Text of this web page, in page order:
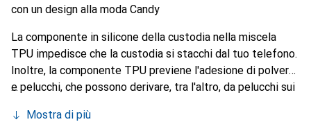
con un design alla moda Candy
La componente in silicone della custodia nella miscela
TPU impedisce che la custodia si stacchi dal tuo telefono.
Inoltre, la componente TPU previene l'adesione di polvere
e pelucchi, che possono derivare, tra l'altro, da pelucchi sui
Mostra di più